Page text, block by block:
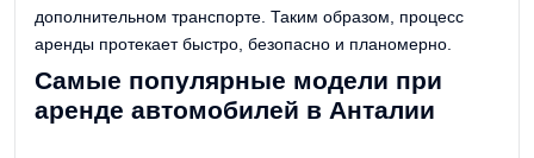
дополнительном транспорте. Таким образом, процесс
аренды протекает быстро, безопасно и планомерно.
Самые популярные модели при
аренде автомобилей в Анталии